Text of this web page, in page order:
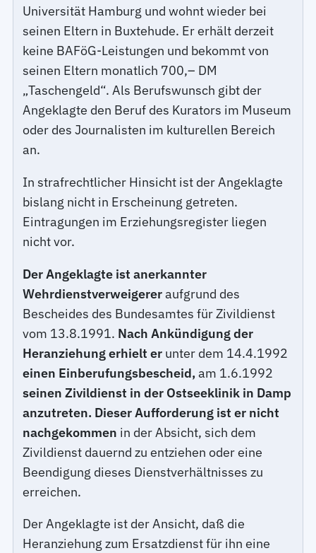
Universität Hamburg und wohnt wieder bei
seinen Eltern in Buxtehude. Er erhält derzeit
keine BAFöG-Leistungen und bekommt von
seinen Eltern monatlich 700,– DM
„Taschengeld“. Als Berufswunsch gibt der
Angeklagte den Beruf des Kurators im Museum
oder des Journalisten im kulturellen Bereich
an.
In strafrechtlicher Hinsicht ist der Angeklagte
bislang nicht in Erscheinung getreten.
Eintragungen im Erziehungsregister liegen
nicht vor.
Der Angeklagte ist anerkannter
Wehrdienstverweigereraufgrund des
Bescheides des Bundesamtes für Zivildienst
vom 13.8.1991. Nach Ankündigung der
Heranziehung erhielt er unter dem 14.4.1992
einen Einberufungsbescheid, am 1.6.1992
seinen Zivildienst in der Ostseeklinik in Damp
anzutreten. Dieser Aufforderung ist er nicht
nachgekommen in der Absicht, sich dem
Zivildienst dauernd zu entziehen oder eine
Beendigung dieses Dienstverhältnisses zu
erreichen.
Der Angeklagte ist der Ansicht, daß die
Heranziehung zum Ersatzdienst für ihn eine